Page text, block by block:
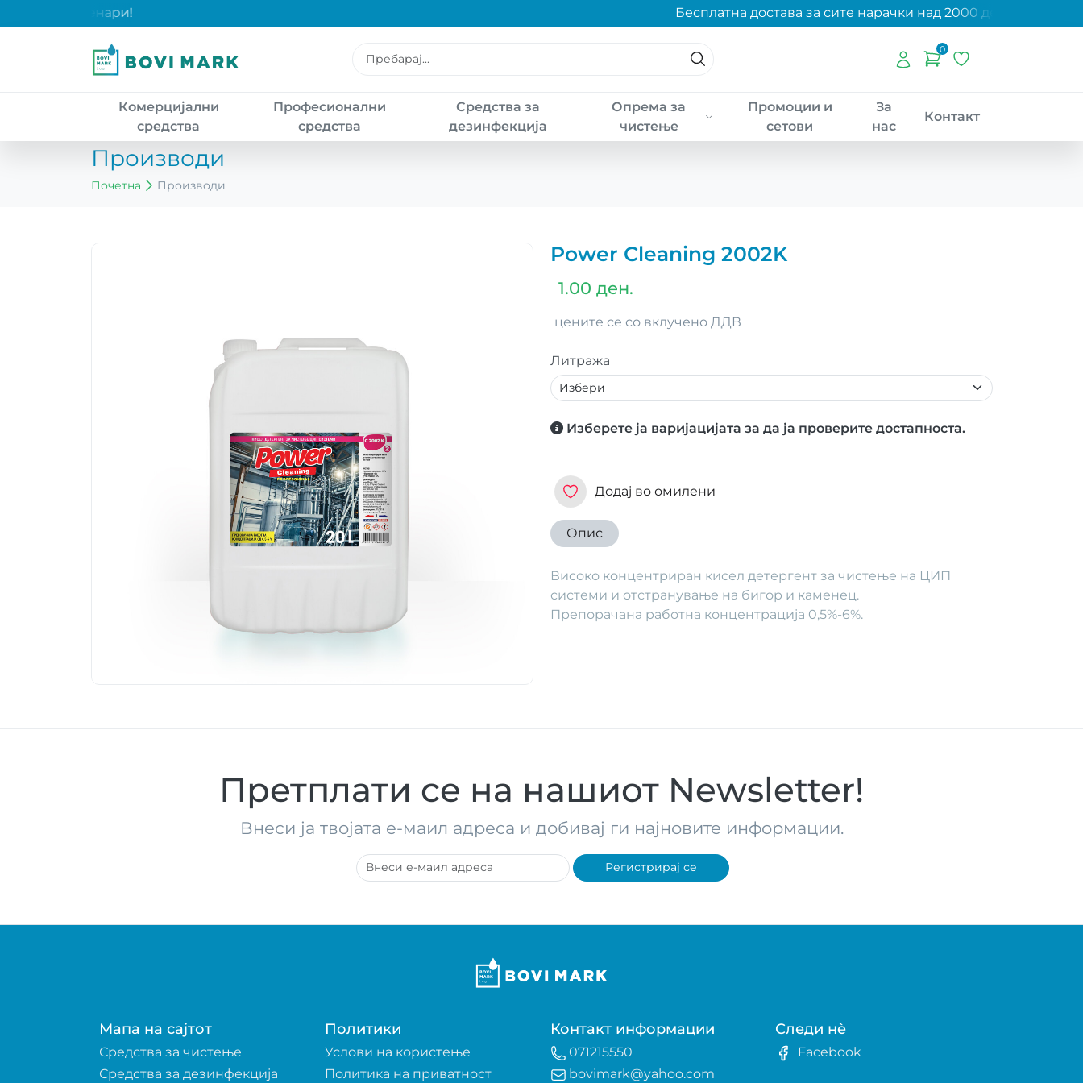
над 2000 денари! Бесплатна достава за сите нарачки над 2000 денари!
0
Комерцијални
средства
Професионални
средства
Средства за
дезинфекција
Опрема за
чистење
Промоции и
сетови
За
нас
Контакт
Производи
Почетна Производи
Power Cleaning 2002K
1.00 ден.
цените се со вклучено ДДВ
Литража
Изберете ја варијацијата за да ја проверите достапноста.
Додај во омилени
Опис
Високо концентриран кисел детергент за чистење на ЦИП
системи и отстранување на бигор и каменец.
Препорачана работна концентрација 0,5%-6%.
Претплати се на нашиот Newsletter!
Внеси ја твојата е-маил адреса и добивај ги најновите информации.
Регистрирај се
Мапа на сајтот
Средства за чистење
Средства за дезинфекција
Политики
Услови на користење
Политика на приватност
Контакт информации
071215550
bovimark@yahoo.com
Следи нè
Facebook